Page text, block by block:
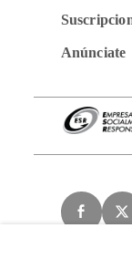
Anúnciate